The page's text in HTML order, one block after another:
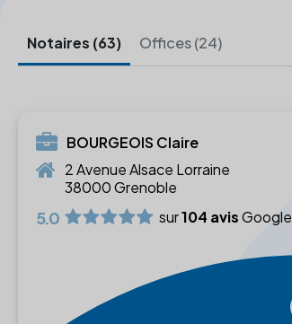
Notaires (63) Offices (24)
BOURGEOIS Claire
2 Avenue Alsace Lorraine
38000 Grenoble
5.0 sur104 avisGoogle